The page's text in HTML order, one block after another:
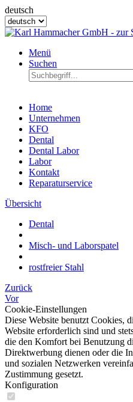
deutsch
Menü
Suchen
Home
Unternehmen
KFO
Dental
Dental Labor
Labor
Kontakt
Reparaturservice
Übersicht
Dental
Misch- und Laborspatel
rostfreier Stahl
Zurück
Vor
Cookie-Einstellungen
Diese Website benutzt Cookies,
Website erforderlich sind und
die den Komfort bei Benutzung
Direktwerbung dienen oder die
und sozialen Netzwerken
Zustimmung gesetzt.
Konfiguration